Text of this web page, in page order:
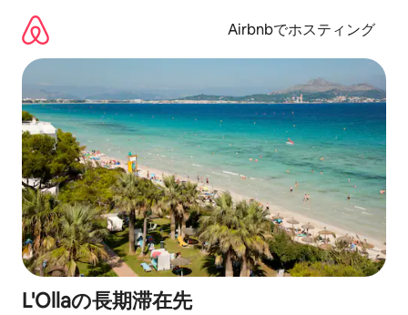
Airbnbでホスティング
L'Ollaの長期滞在先